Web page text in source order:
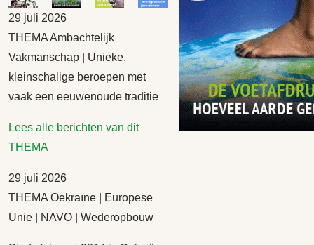
29 juli 2026
THEMA Ambachtelijk
Vakmanschap | Unieke,
kleinschalige beroepen met
vaak een eeuwenoude traditie
Lees alle berichten van dit
THEMA
29 juli 2026
THEMA Oekraïne | Europese
Unie | NAVO | Wederopbouw